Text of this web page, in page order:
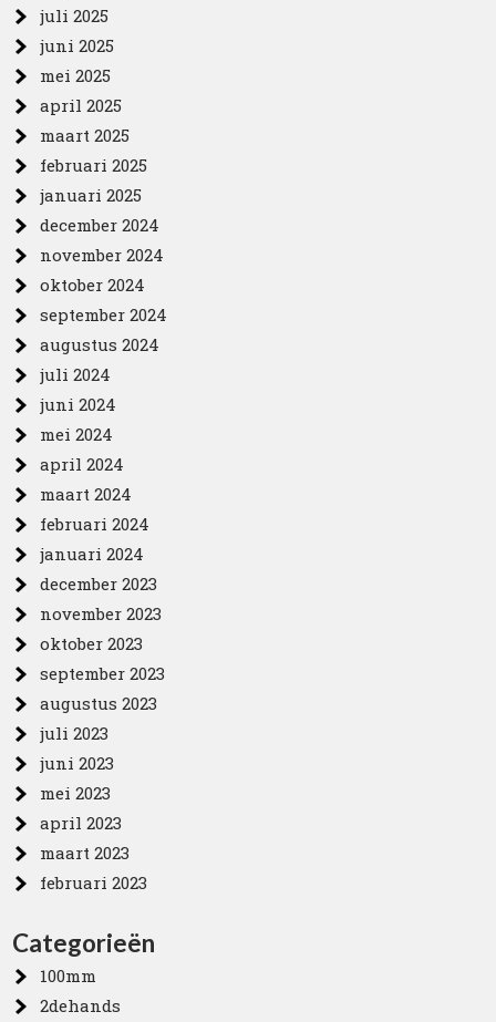
juli 2025
juni 2025
mei 2025
april 2025
maart 2025
februari 2025
januari 2025
december 2024
november 2024
oktober 2024
september 2024
augustus 2024
juli 2024
juni 2024
mei 2024
april 2024
maart 2024
februari 2024
januari 2024
december 2023
november 2023
oktober 2023
september 2023
augustus 2023
juli 2023
juni 2023
mei 2023
april 2023
maart 2023
februari 2023
Categorieën
100mm
2dehands